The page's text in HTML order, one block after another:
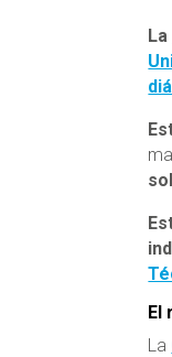
La
El
La